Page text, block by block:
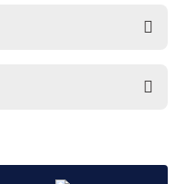
kullanarak tarafımıza
yapın!